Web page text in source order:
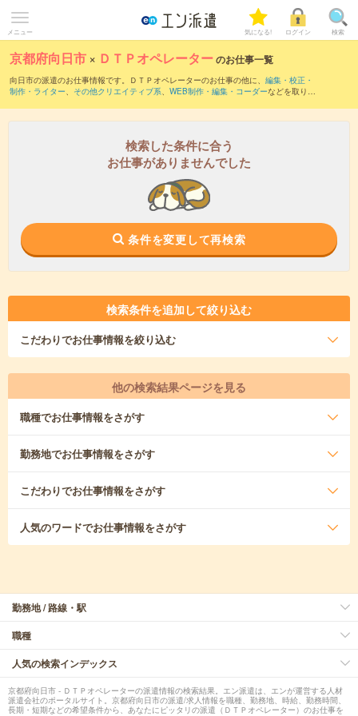
メニュー 気になる! ログイン 検索
京都府向日市 × ＤＴＰオペレーターのお仕事一覧
向日市の派遣のお仕事情報です。ＤＴＰオペレーターのお仕事の他に、 編集・校正・
制作・ライター、 その他クリエイティブ系、 WEB制作・編集・コーダーなどを取り揃
検索した条件に合う
お仕事がありませんでした
条件を変更して再検索
検索条件を追加して絞り込む
こだわりでお仕事情報を絞り込む
他の検索結果ページを見る
職種でお仕事情報をさがす
勤務地でお仕事情報をさがす
こだわりでお仕事情報をさがす
人気のワードでお仕事情報をさがす
勤務地 / 路線・駅
職種
人気の検索インデックス
京都府向日市 - ＤＴＰオペレーターの派遣情報の検索結果。エン派遣は、エンが運営する人材
派遣会社のポータルサイト。京都府向日市の派遣/求人情報を職種、勤務地、時給、勤務時間、
長期・短期などの希望条件から、あなたにピッタリの派遣（ＤＴＰオペレーター）のお仕事を